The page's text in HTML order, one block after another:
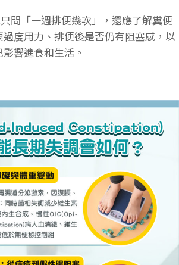
問「一週排便幾次」，還應了解糞便
度用力、排便後是否仍有阻塞感，以
響進食和生活。